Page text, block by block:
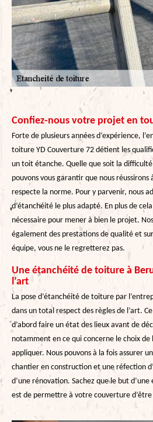
Confiez-nous votre projet en
Forte de plusieurs années d’expérience,
toiture YD Couverture 72 détient les
un toit étanche. Quelle que soit la
pouvons vous garantir que nous
respecte la norme. Pour y parvenir, nous
d’étanchéité le plus adapté. En plus de
nécessaire pour mener à bien le projet.
également des prestations de qualité et
équipe, vous ne le regretterez pas.
Une étanchéité de toiture à
l’art
La pose d’étanchéité de toiture par
dans un total respect des règles de l’art.
d’abord faire un état des lieux avant de
notamment en ce qui concerne le choix
appliquer. Nous pouvons à la fois assurer
chantier en construction et une réfection
d’une rénovation. Sachez que le but
est de permettre à votre couverture